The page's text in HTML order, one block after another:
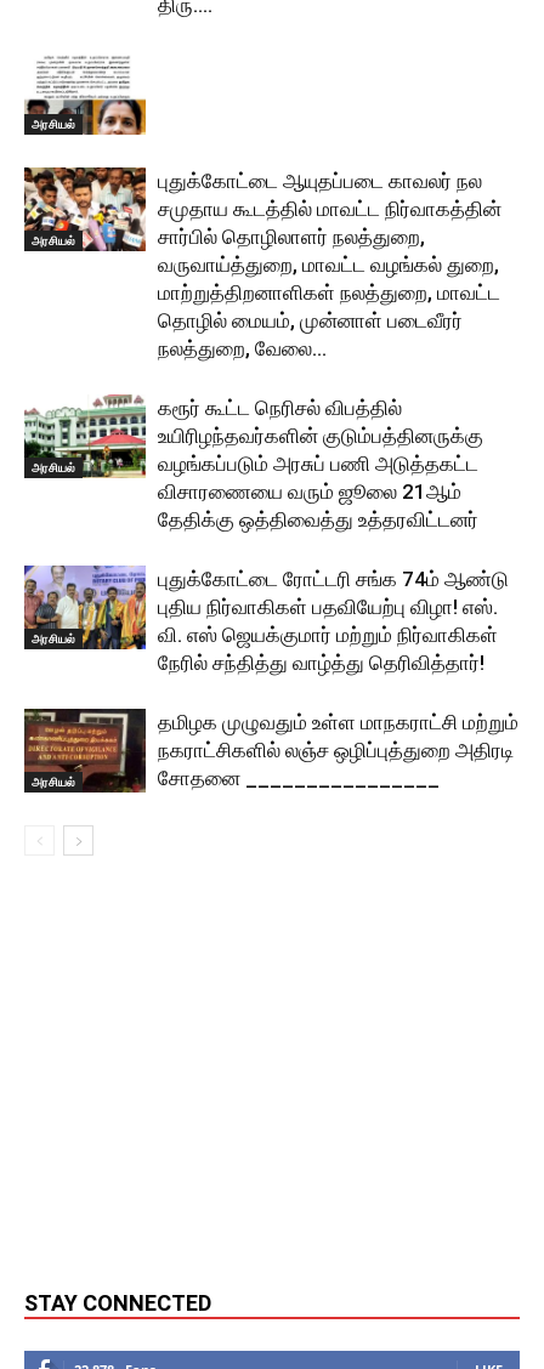
திரு....
அரசியல்
அரசியல்
புதுக்கோட்டை ஆயுதப்படை காவலர் நல
சமுதாய கூடத்தில் மாவட்ட நிர்வாகத்தின்
சார்பில் தொழிலாளர் நலத்துறை,
வருவாய்த்துறை, மாவட்ட வழங்கல் துறை,
மாற்றுத்திறனாளிகள் நலத்துறை, மாவட்ட
தொழில் மையம், முன்னாள் படைவீரர்
நலத்துறை, வேலை...
அரசியல்
கரூர் கூட்ட நெரிசல் விபத்தில்
உயிரிழந்தவர்களின் குடும்பத்தினருக்கு
வழங்கப்படும் அரசுப் பணி அடுத்தகட்ட
விசாரணையை வரும் ஜூலை 21ஆம்
தேதிக்கு ஒத்திவைத்து உத்தரவிட்டனர்
அரசியல்
புதுக்கோட்டை ரோட்டரி சங்க 74ம் ஆண்டு
புதிய நிர்வாகிகள் பதவியேற்பு விழா! எஸ்.
வி. எஸ் ஜெயக்குமார் மற்றும் நிர்வாகிகள்
நேரில் சந்தித்து வாழ்த்து தெரிவித்தார்!
அரசியல்
தமிழக முழுவதும் உள்ள மாநகராட்சி மற்றும்
நகராட்சிகளில் லஞ்ச ஒழிப்புத்துறை அதிரடி
சோதனை ________________
STAY CONNECTED